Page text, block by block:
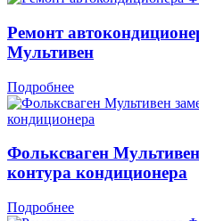
Ремонт
Мультивен
Подробнее
Фольксваген
контура кондиционера
Подробнее